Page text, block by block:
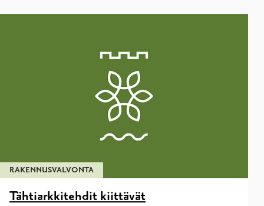
RAKENNUSVALVONTA
Tähtiarkkitehdit kiittävät